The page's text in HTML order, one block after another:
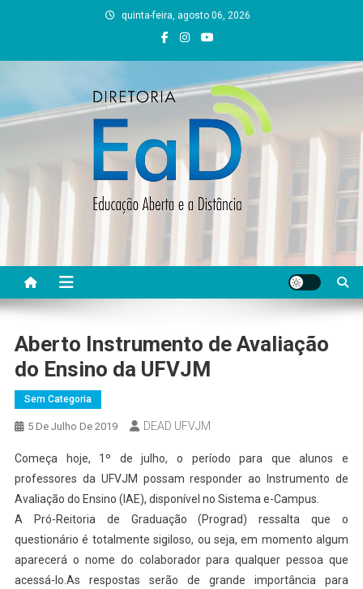
quinta-feira, agosto 06, 2026
DEAD UFVJM
Aberto Instrumento de Avaliação
do Ensino da UFVJM
Sem Categoria
5 De Julho De 2019 DEAD UFVJM
Começa hoje, 1º de julho, o período para que alunos e
professores da UFVJM possam responder ao Instrumento de
Avaliação do Ensino (IAE), disponível no Sistema e-Campus.
A Pró-Reitoria de Graduação (Prograd) ressalta que o
questionário é totalmente sigiloso, ou seja, em momento algum
aparecerá o nome do colaborador para qualquer pessoa que
acessá-lo.As respostas serão de grande importância para